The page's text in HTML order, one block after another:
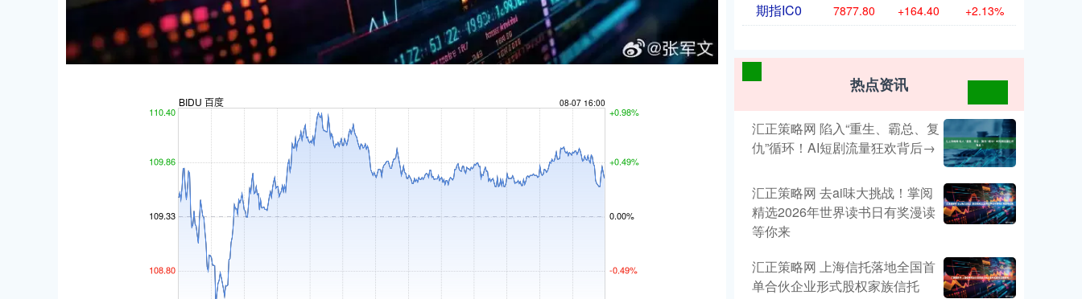
期指IC0 7877.80 +164.40 +2.13%
热点资讯
汇正策略网 陷入“重生、霸总、复
仇”循环！AI短剧流量狂欢背后→
汇正策略网 去ai味大挑战！掌阅
精选2026年世界读书日有奖漫读
等你来
汇正策略网 上海信托落地全国首
单合伙企业形式股权家族信托